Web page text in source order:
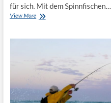
für sich. Mit dem Spinnfischen…
View MoreSpinnfischen
sollten